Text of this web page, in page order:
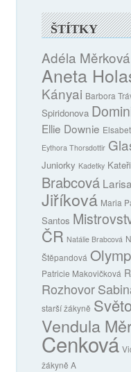
ŠTÍTKY
Adéla Měrková
Aneta
Kányai Barbora
Spiridonova
Ellie Downie
Eythora Thorsdottir
Juniorky Kadetky
Brabcová
Jiříková Maria
Santos
ČR Natálie Brabcová
Štěpandová
Patricie Makovičková
Rozhovor
starší žákyně
Vendula
Cenková
žákyně A